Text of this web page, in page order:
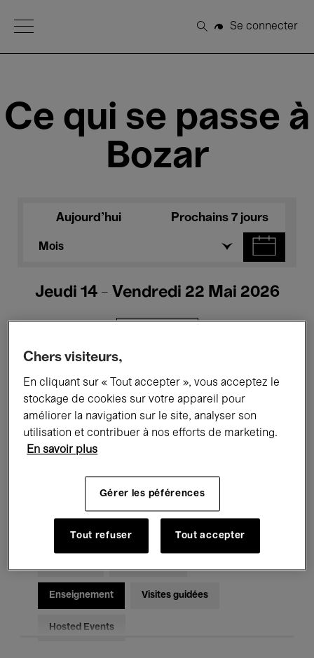
Open Menu
Rechercher
Se connecter
Ce qui se passe à
Bozar
Aujourd'hui Prochains 7 jours
Mois
Jeudi 14 - Vendredi 22 Mai 2026
Tous les événements Concerts
Expositions Performances
Rencontres & Débats
Musique classique Global Music
Enseignement Visites guidées
Hosted Events
Chers visiteurs,
En cliquant sur « Tout accepter », vous acceptez le
stockage de cookies sur votre appareil pour
améliorer la navigation sur le site, analyser son
utilisation et contribuer à nos efforts de marketing.
En savoir plus
Gérer les péférences
Tout refuser Tout accepter